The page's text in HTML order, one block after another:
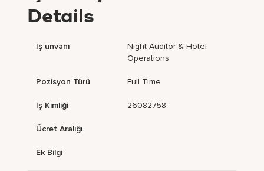
Details
İş unvanı
Night Auditor & Hotel
Operations
Pozisyon Türü Full Time
İş Kimliği 26082758
Ücret Aralığı
Ek Bilgi